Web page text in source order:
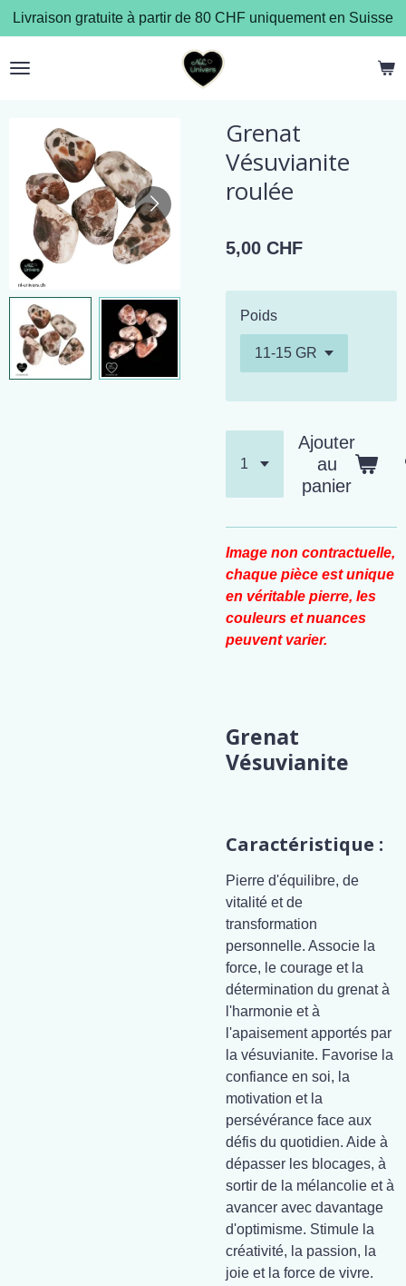
Passer
au
contenu
Livraison gratuite à partir de 80 CHF uniquement en Suisse
Grenat
Vésuvianite
roulée
5,00 CHF
Poids
Ajouter
au
panier
Image non contractuelle,
chaque pièce est unique
en véritable pierre, les
couleurs et nuances
peuvent varier.
Grenat
Vésuvianite
Caractéristique :
Pierre d'équilibre, de
vitalité et de
transformation
personnelle. Associe la
force, le courage et la
détermination du grenat à
l'harmonie et à
l'apaisement apportés par
la vésuvianite. Favorise la
confiance en soi, la
motivation et la
persévérance face aux
défis du quotidien. Aide à
dépasser les blocages, à
sortir de la mélancolie et à
avancer avec davantage
d'optimisme. Stimule la
créativité, la passion, la
joie et la force de vivre.